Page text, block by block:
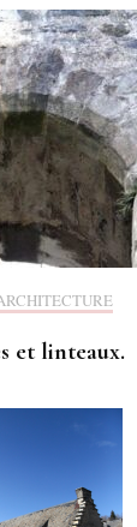
et linteaux.